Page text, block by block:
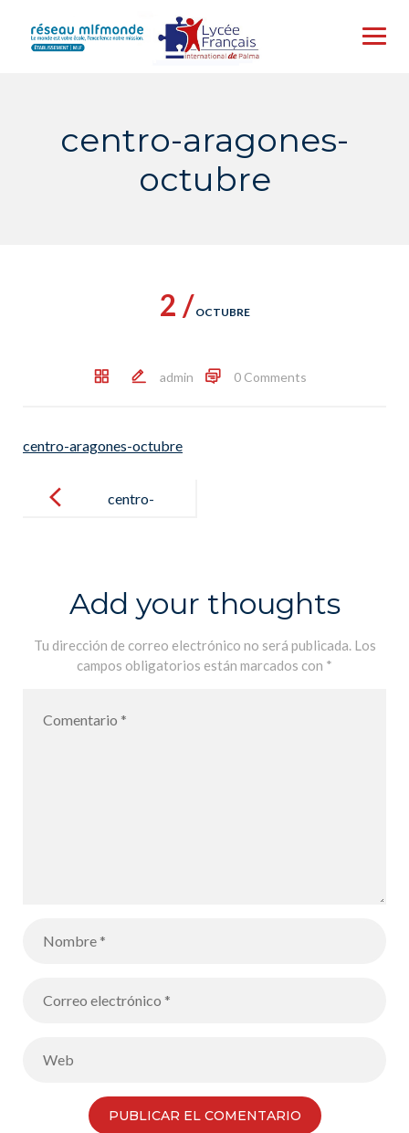
content
centro-aragones-
octubre
2 / OCTUBRE
admin 0 Comments
centro-aragones-octubre
navigation
centro-
Add your thoughts
Tu dirección de correo electrónico no será publicada. Los
campos obligatorios están marcados con *